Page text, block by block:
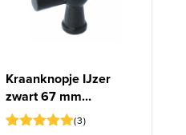
Kraanknopje IJzer
zwart 67 mm...
3